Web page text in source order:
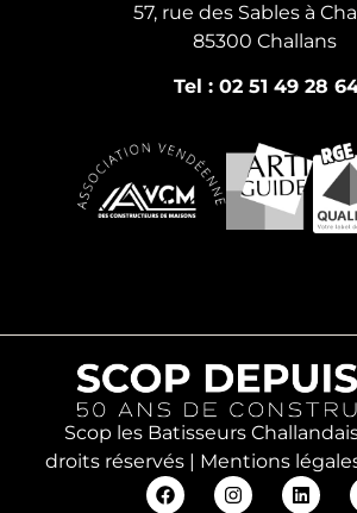
57, rue des Sables à
85300 Challans
Tel : 02 51 49 28
Scop les Batisseurs
droits réservés | Mentions